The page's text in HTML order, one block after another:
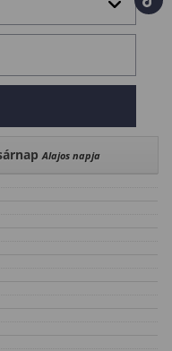
Alajos napja